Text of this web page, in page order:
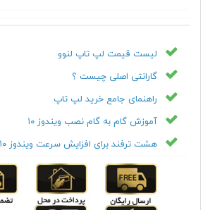
لیست قیمت لپ تاپ لنوو
گارانتی اصلی چیست ؟
راهنمای جامع خرید لپ تاپ
آموزش گام به گام نصب ویندوز ۱۰
هشت ترفند برای افزایش سرعت ویندوز ۱۰